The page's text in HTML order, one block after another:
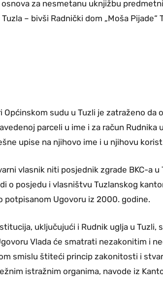
za nesmetanu uknjižbu
– bivši Radnički dom „Moša Pijade“
sudu u Tuzli je zatraženo da
parceli u ime i za račun Rudnika
upise na njihovo ime i u njihovu
vlasnik niti posjednik zgrade BKC-a u
o posjedu i vlasništvu Tuzlanskog
potpisanom Ugovoru iz 2000. godine.
uključujući i Rudnik uglja u Tuzli,
Vlada će smatrati nezakonitim i
smislu štiteći princip zakonitosti i
istražnim organima, navode iz